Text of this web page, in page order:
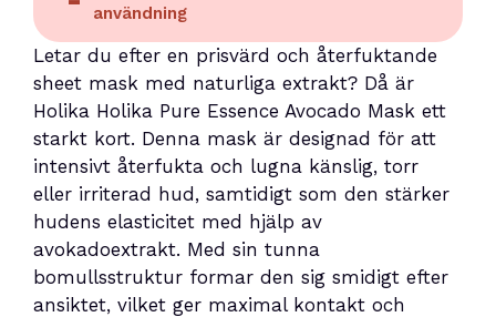
användning
Letar du efter en prisvärd och återfuktande
sheet mask med naturliga extrakt? Då är
Holika Holika Pure Essence Avocado Mask ett
starkt kort. Denna mask är designad för att
intensivt återfukta och lugna känslig, torr
eller irriterad hud, samtidigt som den stärker
hudens elasticitet med hjälp av
avokadoextrakt. Med sin tunna
bomullsstruktur formar den sig smidigt efter
ansiktet, vilket ger maximal kontakt och